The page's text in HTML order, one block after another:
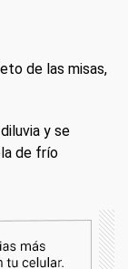
de las misas,
y se
de frío